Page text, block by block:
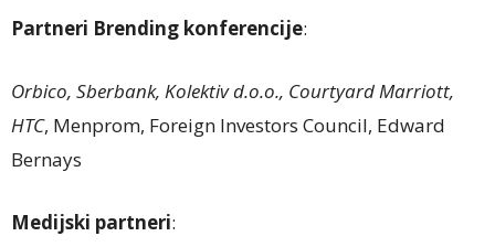
Partneri Brending konferencije:
Orbico, Sberbank, Kolektiv d.o.o., Courtyard Marriott,
HTC, Menprom, Foreign Investors Council, Edward
Bernays
Medijski partneri: